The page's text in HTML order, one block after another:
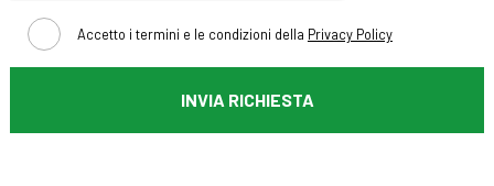
Accetto i termini e le condizioni della Privacy Policy
INVIA RICHIESTA